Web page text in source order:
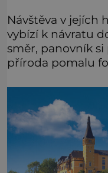
Návštěva v jejích
vybízí k návratu
směr, panovník si
příroda pomalu